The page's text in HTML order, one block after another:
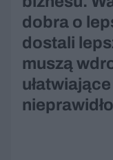
dobra o
dostali
muszą